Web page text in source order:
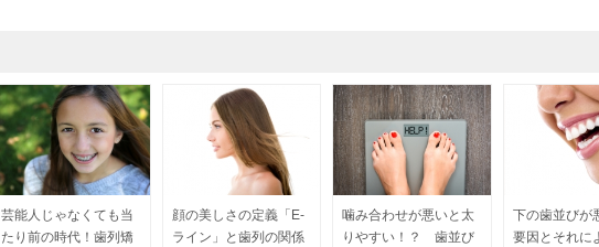
芸能人じゃなくても当
たり前の時代！歯列矯
顔の美しさの定義「E-
ライン」と歯列の関係
噛み合わせが悪いと太
りやすい！？ 歯並び
下の歯並びが
要因とそれに